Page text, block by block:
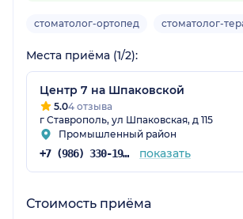
стоматолог-ортопед стоматолог-
Места приёма (1/2):
Центр 7 на Шпаковской
5.04 отзыва
г Ставрополь, ул Шпаковская, д 115
Промышленный район
+7 (986) 330-19-64 показать
Стоимость приёма